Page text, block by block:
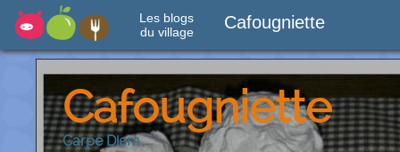
Les blogs
du village
Cafougniette
Cafougniette
Carpe Diem